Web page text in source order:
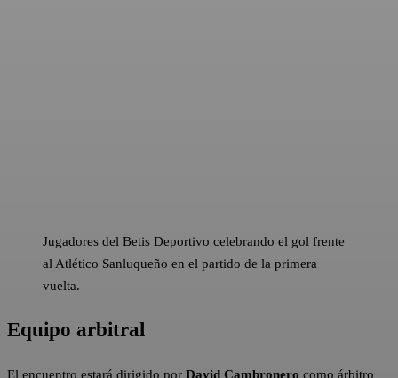
Jugadores del Betis Deportivo celebrando el gol frente
al Atlético Sanluqueño en el partido de la primera
vuelta.
Equipo arbitral
El encuentro estará dirigido por David Cambronero como árbitro